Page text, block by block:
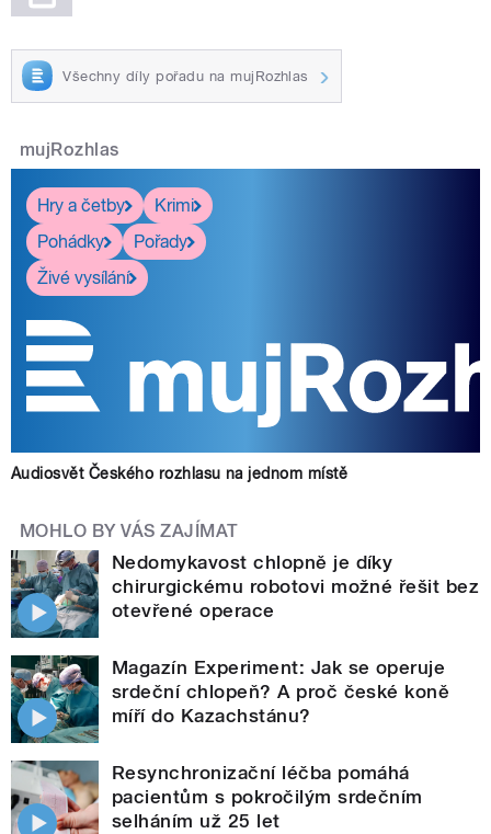
Všechny díly pořadu na mujRozhlas
mujRozhlas
Hry a četby
Krimi
Pohádky
Pořady
Živé vysílání
Audiosvět Českého rozhlasu na jednom místě
MOHLO BY VÁS ZAJÍMAT
Nedomykavost chlopně je díky
chirurgickému robotovi možné řešit bez
otevřené operace
Magazín Experiment: Jak se operuje
srdeční chlopeň? A proč české koně
míří do Kazachstánu?
Resynchronizační léčba pomáhá
pacientům s pokročilým srdečním
selháním už 25 let